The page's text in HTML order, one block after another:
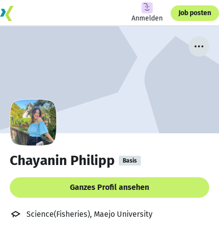
Anmelden
Job posten
Chayanin Philipp Basis
Ganzes Profil ansehen
Science(Fisheries), Maejo University